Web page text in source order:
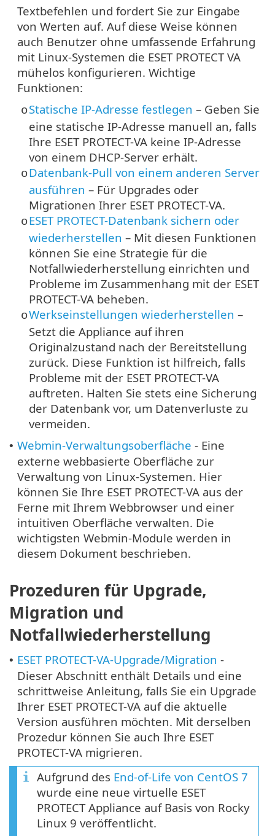
Textbefehlen und fordert Sie zur Eingabe
von Werten auf. Auf diese Weise können
auch Benutzer ohne umfassende Erfahrung
mit Linux-Systemen die ESET PROTECT VA
mühelos konfigurieren. Wichtige
Funktionen:
oStatische IP-Adresse festlegen – Geben Sie
eine statische IP-Adresse manuell an, falls
Ihre ESET PROTECT-VA keine IP-Adresse
von einem DHCP-Server erhält.
oDatenbank-Pull von einem anderen Server
ausführen – Für Upgrades oder
Migrationen Ihrer ESET PROTECT-VA.
oESET PROTECT-Datenbank sichern oder
wiederherstellen – Mit diesen Funktionen
können Sie eine Strategie für die
Notfallwiederherstellung einrichten und
Probleme im Zusammenhang mit der ESET
PROTECT-VA beheben.
oWerkseinstellungen wiederherstellen –
Setzt die Appliance auf ihren
Originalzustand nach der Bereitstellung
zurück. Diese Funktion ist hilfreich, falls
Probleme mit der ESET PROTECT-VA
auftreten. Halten Sie stets eine Sicherung
der Datenbank vor, um Datenverluste zu
vermeiden.
• Webmin-Verwaltungsoberfläche - Eine
externe webbasierte Oberfläche zur
Verwaltung von Linux-Systemen. Hier
können Sie Ihre ESET PROTECT-VA aus der
Ferne mit Ihrem Webbrowser und einer
intuitiven Oberfläche verwalten. Die
wichtigsten Webmin-Module werden in
diesem Dokument beschrieben.
Prozeduren für Upgrade,
Migration und
Notfallwiederherstellung
• ESET PROTECT-VA-Upgrade/Migration -
Dieser Abschnitt enthält Details und eine
schrittweise Anleitung, falls Sie ein Upgrade
Ihrer ESET PROTECT-VA auf die aktuelle
Version ausführen möchten. Mit derselben
Prozedur können Sie auch Ihre ESET
PROTECT-VA migrieren.
Aufgrund des End-of-Life von CentOS 7
wurde eine neue virtuelle ESET
PROTECT Appliance auf Basis von Rocky
Linux 9 veröffentlicht.